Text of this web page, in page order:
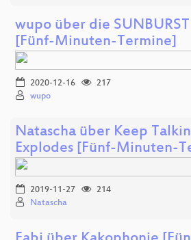
wupo über die
[Fünf-Minuten-Termine]
2020-12-16
217
wupo
Natascha über Keep
Explodes [Fünf-Minuten-
2019-11-27
214
Natascha